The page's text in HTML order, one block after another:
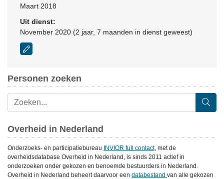
Maart 2018
Uit dienst:
November 2020 (2 jaar, 7 maanden in dienst geweest)
Personen zoeken
Overheid in Nederland
Onderzoeks- en participatiebureau INVIOR full contact, met de
overheidsdatabase Overheid in Nederland, is sinds 2011 actief in
onderzoeken onder gekozen en benoemde bestuurders in Nederland.
Overheid in Nederland beheert daarvoor een databestand van alle gekozen